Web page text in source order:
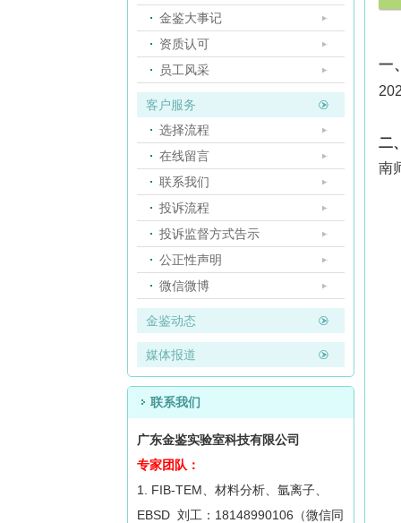
金鉴大事记
资质认可
员工风采
客户服务
选择流程
在线留言
联系我们
投诉流程
投诉监督方式告示
公正性声明
微信微博
金鉴动态
媒体报道
联系我们
广东金鉴实验室科技有限公司
专家团队：
1. FIB-TEM、材料分析、氩离子、
EBSD 刘工：18148990106（微信同
一
二
南